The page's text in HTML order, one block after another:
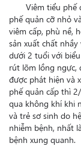
Viêm tiểu phế
phế quản cỡ nhỏ
viêm cấp, phù nề,
sản xuất chất
dưới 2 tuổi với
rút lõm lồng ngực,
được phát hiện và
phế quản cấp thì
qua không khí khi
và trẻ sơ sinh do
nhiễm bệnh, nhất
bệnh xung quanh.